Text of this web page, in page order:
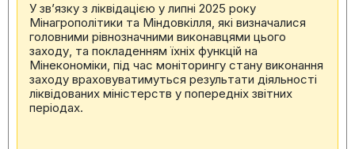
У зв’язку з ліквідацією у липні 2025 року
Мінагрополітики та Міндовкілля, які визначалися
головними рівнозначними виконавцями цього
заходу, та покладенням їхніх функцій на
Мінекономіки, під час моніторингу стану виконання
заходу враховуватимуться результати діяльності
ліквідованих міністерств у попередніх звітних
періодах.